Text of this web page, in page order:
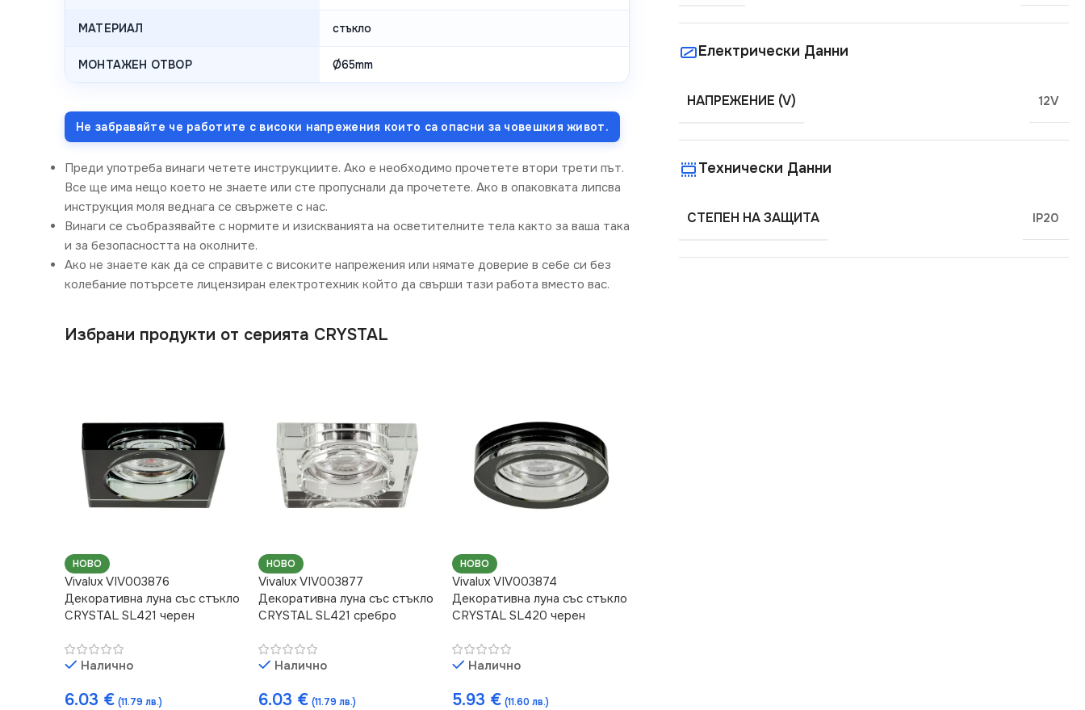
МАТЕРИАЛ стъкло
МОНТАЖЕН ОТВОР Ø65mm
Не забравяйте че работите с високи напрежения които са опасни за човешкия живот.
Преди употреба винаги четете инструкциите. Ако е необходимо прочетете втори трети път.
Все ще има нещо което не знаете или сте пропуснали да прочетете. Ако в опаковката липсва
инструкция моля веднага се свържете с нас.
Винаги се съобразявайте с нормите и изискванията на осветителните тела както за ваша така
и за безопасността на околните.
Ако не знаете как да се справите с високите напрежения или нямате доверие в себе си без
колебание потърсете лицензиран електротехник който да свърши тази работа вместо вас.
Избрани продукти от серията CRYSTAL
НОВО
Vivalux VIV003876
Декоративна луна със стъкло
CRYSTAL SL421 черен
Налично
6.03 € (11.79 лв.)
НОВО
Vivalux VIV003877
Декоративна луна със стъкло
CRYSTAL SL421 сребро
Налично
6.03 € (11.79 лв.)
НОВО
Vivalux VIV003874
Декоративна луна със стъкло
CRYSTAL SL420 черен
Налично
5.93 € (11.60 лв.)
Електрически Данни
НАПРЕЖЕНИЕ (V) 12V
Технически Данни
СТЕПЕН НА ЗАЩИТА IP20